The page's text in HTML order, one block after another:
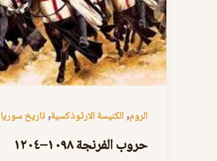
الروم,الكنيسة الارثوذكسية,تاريخ سوريا
حروب الفرنجة ١٠٩٨–١٢٠٤